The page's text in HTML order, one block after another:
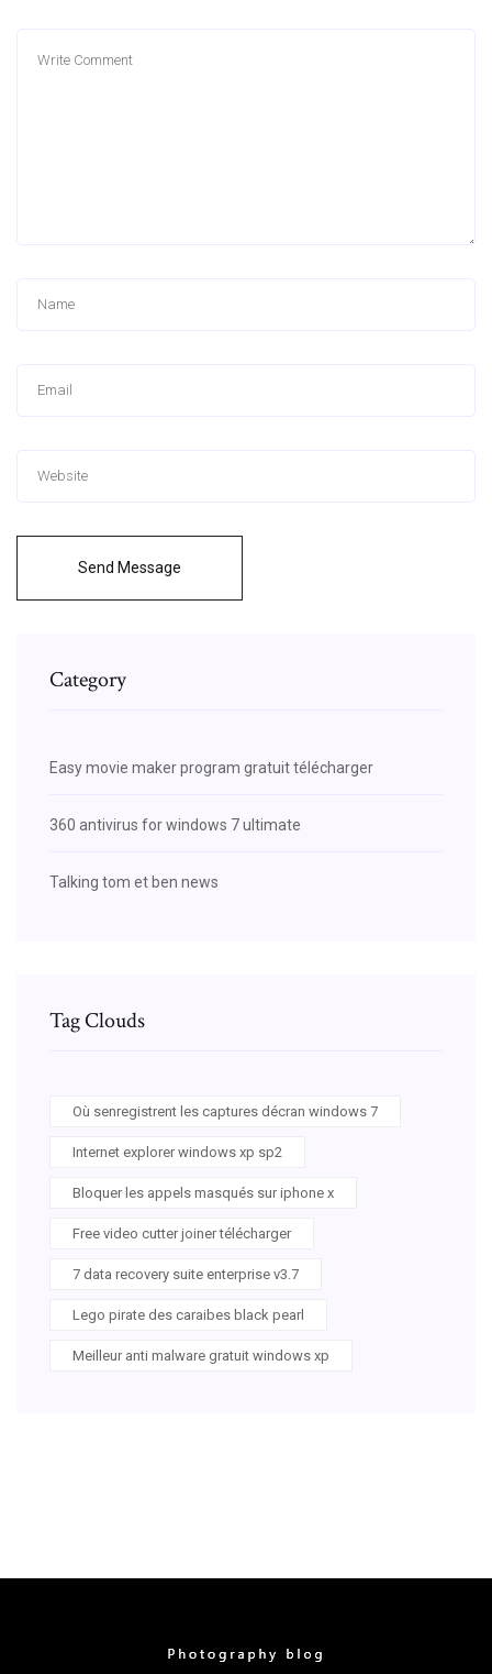
Send Message
Category
Easy movie maker program gratuit télécharger
360 antivirus for windows 7 ultimate
Talking tom et ben news
Tag Clouds
Où senregistrent les captures décran windows 7
Internet explorer windows xp sp2
Bloquer les appels masqués sur iphone x
Free video cutter joiner télécharger
7 data recovery suite enterprise v3.7
Lego pirate des caraibes black pearl
Meilleur anti malware gratuit windows xp